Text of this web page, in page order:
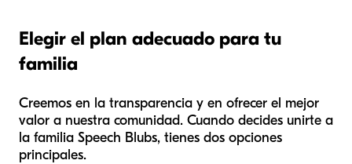
Elegir el plan adecuado para tu
familia
Creemos en la transparencia y en ofrecer el mejor
valor a nuestra comunidad. Cuando decides unirte a
la familia Speech Blubs, tienes dos opciones
principales.